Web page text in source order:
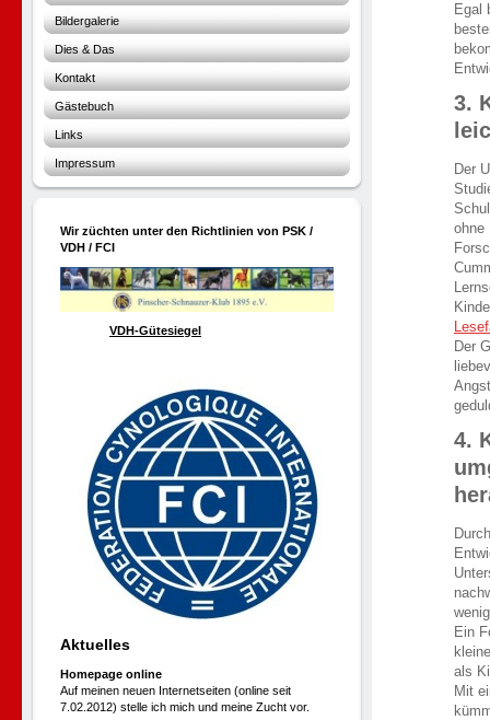
Bildergalerie
Dies & Das
Kontakt
Gästebuch
Links
Impressum
Wir züchten unter den Richtlinien von PSK /
VDH / FCI
VDH-Gütesiegel
Aktuelles
Homepage online
Auf meinen neuen Internetseiten (online seit
7.02.2012) stelle ich mich und meine Zucht vor.
Egal
3.
Der
ohne
Der
4.
Ein
als
Mit